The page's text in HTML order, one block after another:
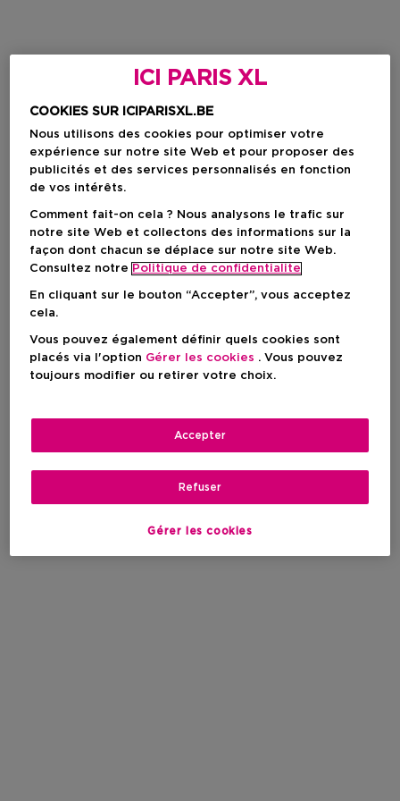
ICI PARIS XL
COOKIES SUR ICIPARISXL.BE
Nous utilisons des cookies pour optimiser votre
expérience sur notre site Web et pour proposer des
publicités et des services personnalisés en fonction
de vos intérêts.
Comment fait-on cela ? Nous analysons le trafic sur
notre site Web et collectons des informations sur la
façon dont chacun se déplace sur notre site Web.
Consultez notre Politique de confidentialite
En cliquant sur le bouton “Accepter”, vous acceptez
cela.
Vous pouvez également définir quels cookies sont
placés via l'option Gérer les cookies . Vous pouvez
toujours modifier ou retirer votre choix.
Gérer les cookies
Refuser
Accepter